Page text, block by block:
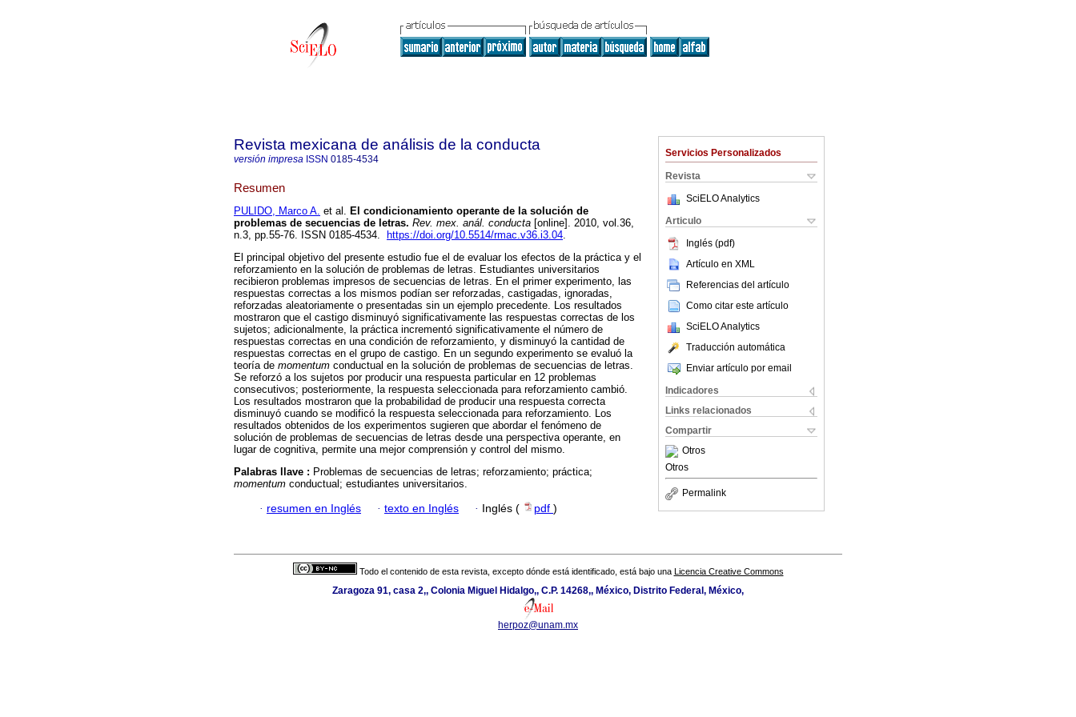
Servicios Personalizados
Revista
SciELO Analytics
Articulo
Inglés (pdf)
Artículo en XML
Referencias del artículo
Como citar este artículo
SciELO Analytics
Traducción automática
Enviar artículo por email
Indicadores
Links relacionados
Compartir
Otros
Otros
Permalink
Revista mexicana de análisis de la conducta
versión impresa ISSN 0185-4534
Resumen
PULIDO, Marco A. et al. El condicionamiento operante de la solución de
problemas de secuencias de letras. Rev. mex. anál. conducta [online]. 2010, vol.36,
n.3, pp.55-76. ISSN 0185-4534.
https://doi.org/10.5514/rmac.v36.i3.04.
El principal objetivo del presente estudio fue el de evaluar los efectos de la práctica y el
reforzamiento en la solución de problemas de letras. Estudiantes universitarios
recibieron problemas impresos de secuencias de letras. En el primer experimento, las
respuestas correctas a los mismos podían ser reforzadas, castigadas, ignoradas,
reforzadas aleatoriamente o presentadas sin un ejemplo precedente. Los resultados
mostraron que el castigo disminuyó significativamente las respuestas correctas de los
sujetos; adicionalmente, la práctica incrementó significativamente el número de
respuestas correctas en una condición de reforzamiento, y disminuyó la cantidad de
respuestas correctas en el grupo de castigo. En un segundo experimento se evaluó la
teoría de momentum conductual en la solución de problemas de secuencias de letras.
Se reforzó a los sujetos por producir una respuesta particular en 12 problemas
consecutivos; posteriormente, la respuesta seleccionada para reforzamiento cambió.
Los resultados mostraron que la probabilidad de producir una respuesta correcta
disminuyó cuando se modificó la respuesta seleccionada para reforzamiento. Los
resultados obtenidos de los experimentos sugieren que abordar el fenómeno de
solución de problemas de secuencias de letras desde una perspectiva operante, en
lugar de cognitiva, permite una mejor comprensión y control del mismo.
Palabras llave : Problemas de secuencias de letras; reforzamiento; práctica;
momentum conductual; estudiantes universitarios.
· resumen en Inglés · texto en Inglés · Inglés ( pdf )
Todo el contenido de esta revista, excepto dónde está identificado, está bajo una Licencia Creative Commons
Zaragoza 91, casa 2,, Colonia Miguel Hidalgo,, C.P. 14268,, México, Distrito Federal, México,
herpoz@unam.mx